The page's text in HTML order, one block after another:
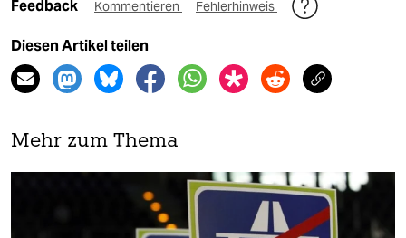
Feedback Kommentieren Fehlerhinweis
Diesen Artikel teilen
Mehr zum Thema